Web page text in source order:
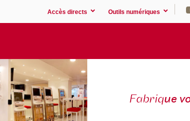
Accès directs Outils numériques
Fabrique